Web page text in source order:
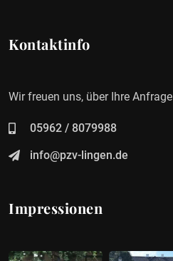
Kontaktinfo
Wir freuen uns, über Ihre Anfrage
05962 / 8079988
info@pzv-lingen.de
Impressionen